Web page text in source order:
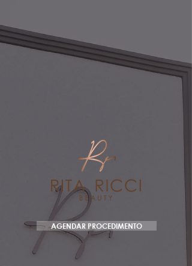
AGENDAR PROCEDIMENTO